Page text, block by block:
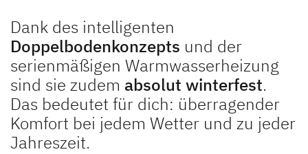
Dank des intelligenten
Doppelbodenkonzepts und der
serienmäßigen Warmwasserheizung
sind sie zudem absolut winterfest.
Das bedeutet für dich: überragender
Komfort bei jedem Wetter und zu jeder
Jahreszeit.